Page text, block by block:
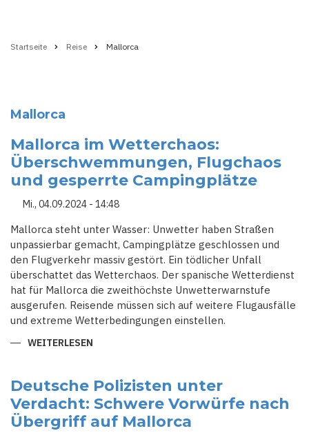
Startseite Reise Mallorca
Mallorca
Mallorca im Wetterchaos:
Überschwemmungen, Flugchaos
und gesperrte Campingplätze
Mi., 04.09.2024 - 14:48
Mallorca steht unter Wasser: Unwetter haben Straßen
unpassierbar gemacht, Campingplätze geschlossen und
den Flugverkehr massiv gestört. Ein tödlicher Unfall
überschattet das Wetterchaos. Der spanische Wetterdienst
hat für Mallorca die zweithöchste Unwetterwarnstufe
ausgerufen. Reisende müssen sich auf weitere Flugausfälle
und extreme Wetterbedingungen einstellen.
WEITERLESEN
ÜBERSCHWEMMUNGEN,
FLUGCHAOS
UND
GESPERRTE
CAMPINGPLÄTZE
Deutsche Polizisten unter
Verdacht: Schwere Vorwürfe nach
Übergriff auf Mallorca